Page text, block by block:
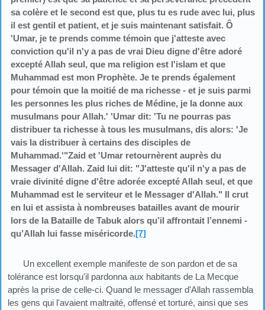
sa colère et le second est que, plus tu es rude avec lui, plus
il est gentil et patient, et je suis maintenant satisfait. Ô
'Umar, je te prends comme témoin que j'atteste avec
conviction qu'il n'y a pas de vrai Dieu digne d'être adoré
excepté Allah seul, que ma religion est l'islam et que
Muhammad est mon Prophète. Je te prends également
pour témoin que la moitié de ma richesse - et je suis parmi
les personnes les plus riches de Médine, je la donne aux
musulmans pour Allah.' 'Umar dit: 'Tu ne pourras pas
distribuer ta richesse à tous les musulmans, dis alors: 'Je
vais la distribuer à certains des disciples de
Muhammad.'"Zaid et 'Umar retournèrent auprès du
Messager d'Allah. Zaid lui dit: "J'atteste qu'il n'y a pas de
vraie divinité digne d'être adorée excepté Allah seul, et que
Muhammad est le serviteur et le Messager d'Allah." Il crut
en lui et assista à nombreuses batailles avant de mourir
lors de la Bataille de Tabuk alors qu’il affrontait l’ennemi -
qu’Allah lui fasse miséricorde.[7]
Un excellent exemple manifeste de son pardon et de sa
tolérance est lorsqu'il pardonna aux habitants de La Mecque
après la prise de celle-ci. Quand le messager d'Allah rassembla
les gens qui l'avaient maltraité, offensé et torturé, ainsi que ses